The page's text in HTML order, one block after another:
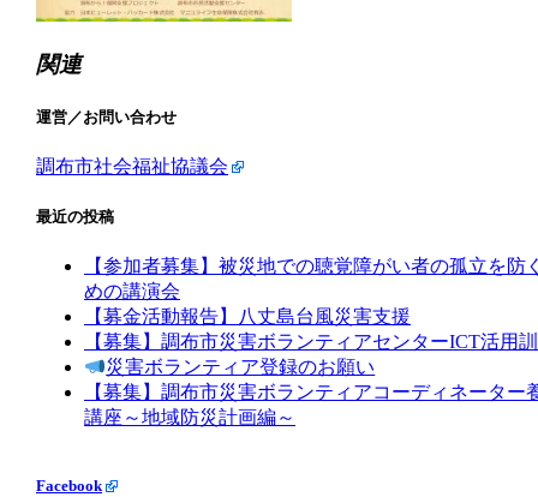
関連
運営／お問い合わせ
調布市社会福祉協議会
最近の投稿
【参加者募集】被災地での聴覚障がい者の孤立を防
めの講演会
【募金活動報告】八丈島台風災害支援
【募集】調布市災害ボランティアセンターICT活用
災害ボランティア登録のお願い
【募集】調布市災害ボランティアコーディネーター
講座～地域防災計画編～
Facebook